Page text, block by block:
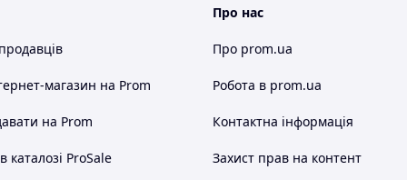
під час кожної поїздки – незалежно від того,
та м'яким матеріалом, а також вентильованою
магазин на Prom
на Prom
каталозі ProSale
Про нас
Про prom.ua
Робота в prom.ua
Контактна інформація
Захист прав на контент